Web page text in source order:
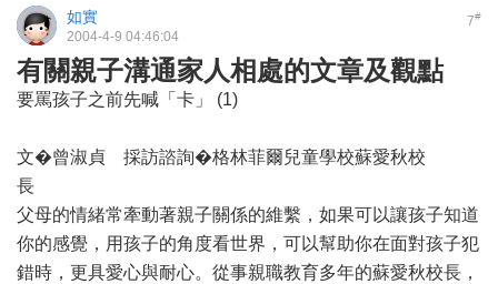
7#
如實
2004-4-9 04:46:04
有關親子溝通家人相處的文章及觀點
要罵孩子之前先喊「卡」 (1)
文�曾淑貞 採訪諮詢�格林菲爾兒童學校蘇愛秋校
長
父母的情緒常牽動著親子關係的維繫，如果可以讓孩子知道
你的感覺，用孩子的角度看世界，可以幫助你在面對孩子犯
錯時，更具愛心與耐心。從事親職教育多年的蘇愛秋校長，